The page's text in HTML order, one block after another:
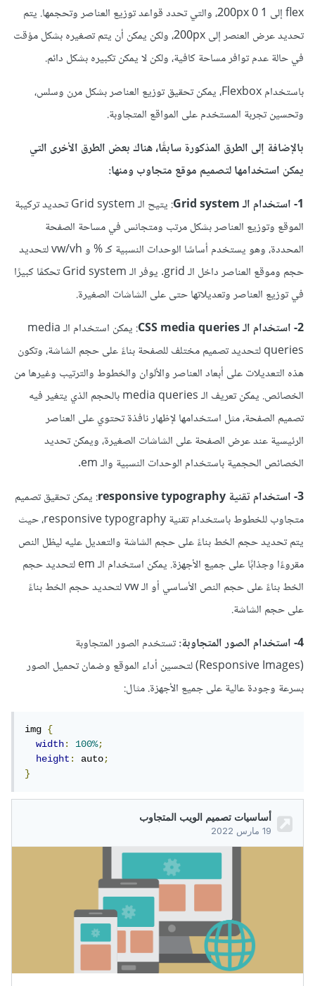
flex إلى 1 0 200px، والتي تحدد قواعد توزيع العناصر وتحجمها. يتم
تحديد عرض العنصر إلى 200px، ولكن يمكن أن يتم تصغيره بشكل مؤقت
في حالة عدم توافر مساحة كافية، ولكن لا يمكن تكبيره بشكل دائم.
باستخدام Flexbox، يمكن تحقيق توزيع العناصر بشكل مرن وسلس،
وتحسين تجربة المستخدم على المواقع المتجاوبة.
بالإضافة إلى الطرق المذكورة سابقًا، هناك بعض الطرق الأخرى التي
يمكن استخدامها لتصميم موقع متجاوب ومنها:
1- استخدام الـ Grid system
: يتيح الـ Grid system تحديد تركيبة
الموقع وتوزيع العناصر بشكل مرتب ومتجانس في مساحة الصفحة
المحددة، وهو يستخدم أساسًا الوحدات النسبية كـ % و vw/vh لتحديد
حجم وموقع العناصر داخل الـ grid. يوفر الـ Grid system تحكمًا كبيرًا
في توزيع العناصر وتعديلاتها حتى على الشاشات الصغيرة.
2- استخدام الـ CSS media queries
: يمكن استخدام الـ media
queries لتحديد تصميم مختلف للصفحة بناءً على حجم الشاشة، وتكون
هذه التعديلات على أبعاد العناصر والألوان والخطوط والترتيب وغيرها من
الخصائص. يمكن تعريف الـ media queries بالحجم الذي يتغير فيه
تصميم الصفحة، مثل استخدامها لإظهار نافذة تحتوي على العناصر
الرئيسية عند عرض الصفحة على الشاشات الصغيرة، ويمكن تحديد
الخصائص الحجمية باستخدام الوحدات النسبية والـ em.
3- استخدام تقنية responsive typography
: يمكن تحقيق تصميم
متجاوب للخطوط باستخدام تقنية responsive typography، حيث
يتم تحديد حجم الخط بناءً على حجم الشاشة والتعديل عليه ليظل النص
مقروءًا وجذابًا على جميع الأجهزة. يمكن استخدام الـ em لتحديد حجم
الخط بناءً على حجم النص الأساسي أو الـ vw لتحديد حجم الخط بناءً
على حجم الشاشة.
4- استخدام الصور المتجاوبة:
تستخدم الصور المتجاوبة
(Responsive Images) لتحسين أداء الموقع وضمان تحميل الصور
بسرعة وجودة عالية على جميع الأجهزة. مثال:
img {
width: 100%;
height: auto;
}